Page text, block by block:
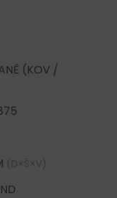
(KOV /
(D×Š×V)